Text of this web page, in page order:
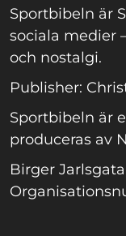
Sportbibeln är
sociala medier
och nostalgi.
Publisher:
Sportbibeln är
produceras av
Birger